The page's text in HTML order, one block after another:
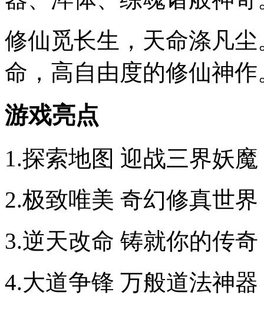
修仙觅长生，天命涤凡
命，高自由度的修仙神作
游戏亮点
1.探索地图 迎战三界妖魔
2.极致唯美 奇幻修真世界
3.逆天改命 铸就你的传奇
4.大道争锋 万般道法神器